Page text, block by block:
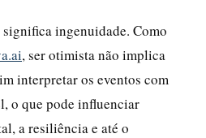
ingenuidade. Como
, ser otimista não implica
interpretar os eventos com
o que pode influenciar
a resiliência e até o